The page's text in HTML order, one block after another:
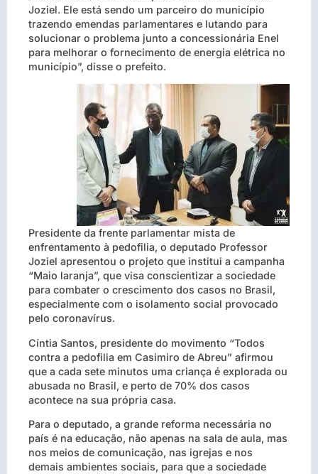
Joziel. Ele está sendo um parceiro do município
trazendo emendas parlamentares e lutando para
solucionar o problema junto a concessionária Enel
para melhorar o fornecimento de energia elétrica no
município”, disse o prefeito.
Presidente da frente parlamentar mista de
enfrentamento à pedofilia, o deputado Professor
Joziel apresentou o projeto que institui a campanha
“Maio laranja”, que visa conscientizar a sociedade
para combater o crescimento dos casos no Brasil,
especialmente com o isolamento social provocado
pelo coronavírus.
Cíntia Santos, presidente do movimento “Todos
contra a pedofilia em Casimiro de Abreu” afirmou
que a cada sete minutos uma criança é explorada ou
abusada no Brasil, e perto de 70% dos casos
acontece na sua própria casa.
Para o deputado, a grande reforma necessária no
país é na educação, não apenas na sala de aula, mas
nos meios de comunicação, nas igrejas e nos
demais ambientes sociais, para que a sociedade